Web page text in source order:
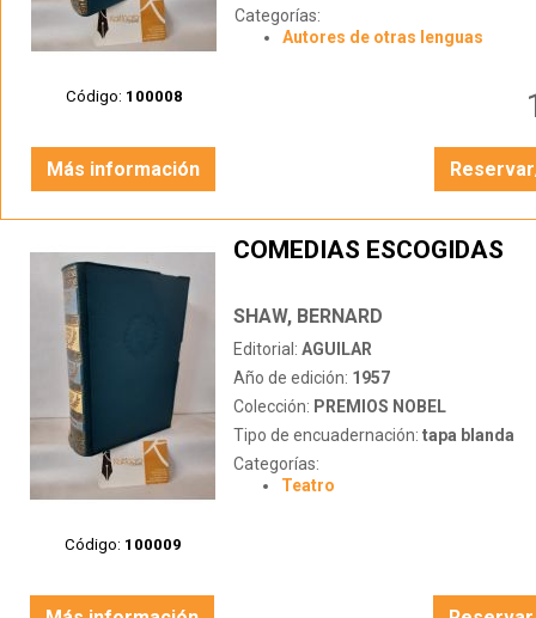
Código: 100008
Categorías:
Autores de otras lenguas
Más información
Código: 100009
COMEDIAS ESCOGIDAS
SHAW, BERNARD
Editorial: AGUILAR
Año de edición: 1957
Colección: PREMIOS NOBEL
Tipo de encuadernación: tapa blanda
Categorías:
Teatro